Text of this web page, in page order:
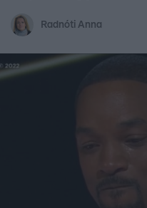
Radnóti Anna